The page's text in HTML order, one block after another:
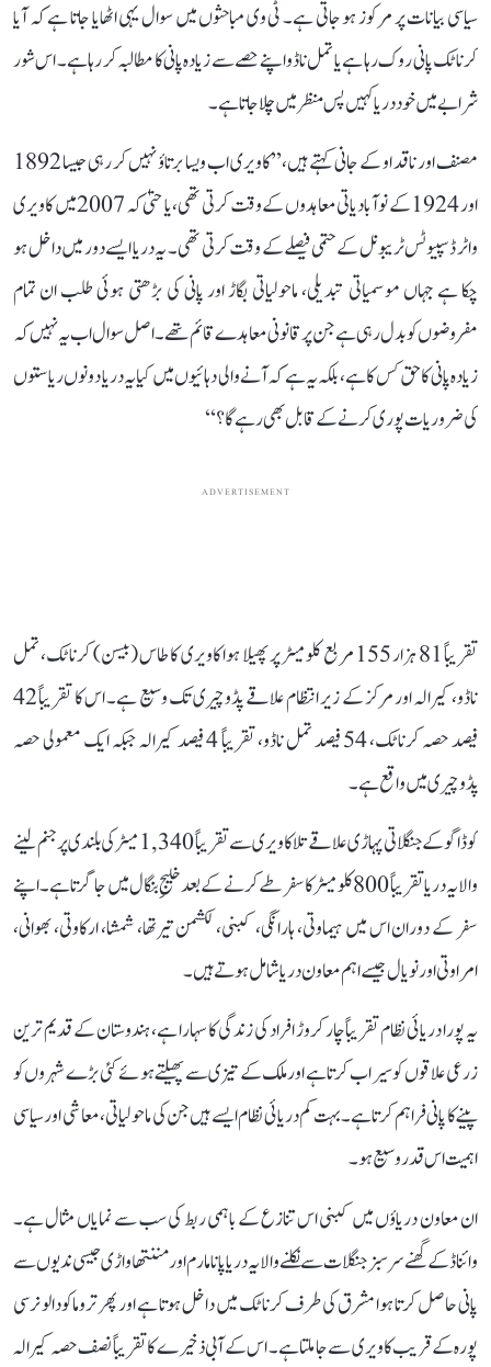
سیاسی بیانات پر مرکوز ہو جاتی ہے۔ ٹی وی مباحثوں میں سوال یہی اٹھایا جاتا ہے کہ آیا
کرناٹک پانی روک رہا ہے یا تمل ناڈو اپنے حصے سے زیادہ پانی کا مطالبہ کر رہا ہے۔ اس شور
شرابے میں خود دریا کہیں پس منظر میں چلا جاتا ہے۔
مصنف اور ناقد او کے جانی کہتے ہیں، ’’کاویری اب ویسا برتاؤ نہیں کر رہی جیسا 1892
اور 1924 کے نوآبادیاتی معاہدوں کے وقت کرتی تھی، یا حتیٰ کہ 2007 میں کاویری
واٹر ڈسپیوٹس ٹریبونل کے حتمی فیصلے کے وقت کرتی تھی۔ یہ دریا ایسے دور میں داخل ہو
چکا ہے جہاں موسمیاتی تبدیلی، ماحولیاتی بگاڑ اور پانی کی بڑھتی ہوئی طلب ان تمام
مفروضوں کو بدل رہی ہے جن پر قانونی معاہدے قائم تھے۔ اصل سوال اب یہ نہیں کہ
زیادہ پانی کا حق کس کا ہے، بلکہ یہ ہے کہ آنے والی دہائیوں میں کیا یہ دریا دونوں ریاستوں
کی ضروریات پوری کرنے کے قابل بھی رہے گا؟‘‘
ADVERTISEMENT
تقریباً 81 ہزار 155 مربع کلومیٹر پر پھیلا ہوا کاویری کا طاس (بیسن) کرناٹک، تمل
ناڈو، کیرالہ اور مرکز کے زیر انتظام علاقے پڈوچیری تک وسیع ہے۔ اس کا تقریباً 42
فیصد حصہ کرناٹک، 54 فیصد تمل ناڈو، تقریباً 4 فیصد کیرالہ جبکہ ایک معمولی حصہ
پڈوچیری میں واقع ہے۔
کوڈاگو کے جنگلاتی پہاڑی علاقے تلاکاویری سے تقریباً 1,340 میٹر کی بلندی پر جنم لینے
والا یہ دریا تقریباً 800 کلومیٹر کا سفر طے کرنے کے بعد خلیجِ بنگال میں جا گرتا ہے۔ اپنے
سفر کے دوران اس میں ہیماوتی، ہارانگی، کبنی، لکشمن تیرتھا، شمشا، ارکاوتی، بھوانی،
امراوتی اور نویال جیسے اہم معاون دریا شامل ہوتے ہیں۔
یہ پورا دریائی نظام تقریباً چار کروڑ افراد کی زندگی کا سہارا ہے، ہندوستان کے قدیم ترین
زرعی علاقوں کو سیراب کرتا ہے اور ملک کے تیزی سے پھیلتے ہوئے کئی بڑے شہروں کو
پینے کا پانی فراہم کرتا ہے۔ بہت کم دریائی نظام ایسے ہیں جن کی ماحولیاتی، معاشی اور سیاسی
اہمیت اس قدر وسیع ہو۔
ان معاون دریاؤں میں کبنی اس تنازع کے باہمی ربط کی سب سے نمایاں مثال ہے۔
وائناڈ کے گھنے سرسبز جنگلات سے نکلنے والا یہ دریا پانامارم اور مننتھاواڑی جیسی ندیوں سے
پانی حاصل کرتا ہوا مشرق کی طرف کرناٹک میں داخل ہوتا ہے اور پھر تروماکودالو نرسی
پورہ کے قریب کاویری سے جا ملتا ہے۔ اس کے آبی ذخیرے کا تقریباً نصف حصہ کیرالہ